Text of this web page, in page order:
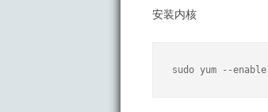
安装内核
sudo yum --